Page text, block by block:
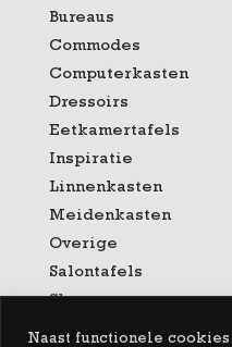
Naast functionele
Bureaus
Commodes
Computerkasten
Dressoirs
Eetkamertafels
Inspiratie
Linnenkasten
Meidenkasten
Overige
Salontafels
Showroom
Sidetable